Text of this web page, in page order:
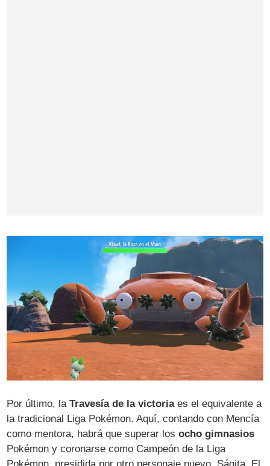
Por último, laTravesía de la victoriaes el equivalente a
la tradicional Liga Pokémon. Aquí, contando con Mencía
como mentora, habrá que superar losocho gimnasios
Pokémon y coronarse como Campeón de la Liga